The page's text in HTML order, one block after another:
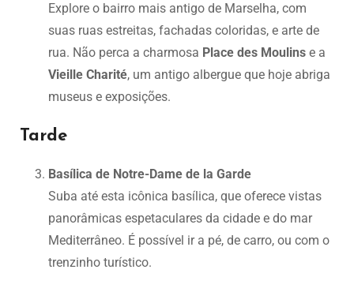
Explore o bairro mais antigo de Marselha, com
suas ruas estreitas, fachadas coloridas, e arte de
rua. Não perca a charmosa Place des Moulins e a
Vieille Charité, um antigo albergue que hoje abriga
museus e exposições.
Tarde
Basílica de Notre-Dame de la Garde
Suba até esta icônica basílica, que oferece vistas
panorâmicas espetaculares da cidade e do mar
Mediterrâneo. É possível ir a pé, de carro, ou com o
trenzinho turístico.